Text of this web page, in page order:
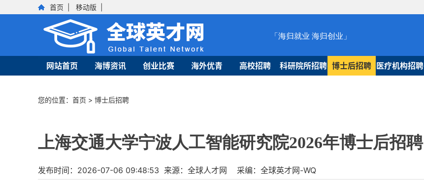
首页 移动版
「海归就业 海归创业」
网站首页 海博资讯 创业比赛 海外优青 高校招聘 科研院所招聘 博士后招聘 医疗机构招聘
您的位置： 首页 > 博士后招聘
上海交通大学宁波人工智能研究院2026年博士后招聘
发布时间：2026-07-06 09:48:53 来源：全球人才网 采编：全球英才网-WQ